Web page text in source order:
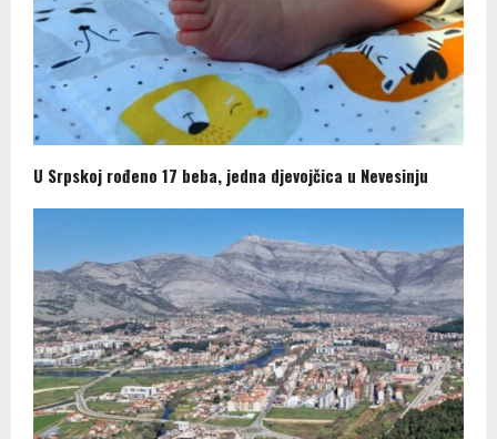
U Srpskoj rođeno 17 beba, jedna djevojčica u Nevesinju